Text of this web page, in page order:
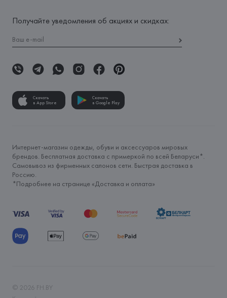
Получайте уведомления об акциях и скидках:
Скачать
в App Store
Скачать
в Google Play
Интернет-магазин одежды, обуви и аксессуаров мировых
брендов. Бесплатная доставка с примеркой по всей Беларуси*.
Самовывоз из фирменных салонов сети. Быстрая доставка в
Россию.
*Подробнее на странице «Доставка и оплата»
© 2026 FH.BY